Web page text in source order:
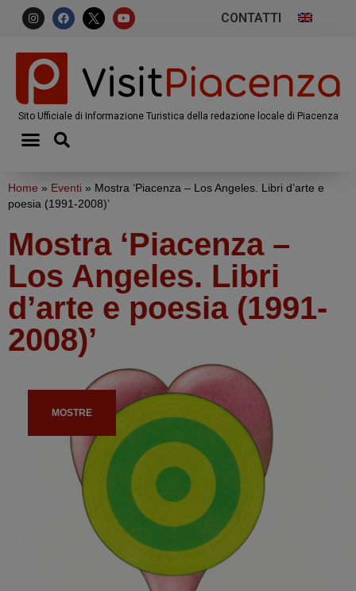
CONTATTI
Sito Ufficiale di Informazione Turistica della redazione locale di Piacenza
Home » Eventi » Mostra ‘Piacenza – Los Angeles. Libri d’arte e
poesia (1991-2008)’
Mostra ‘Piacenza –
Los Angeles. Libri
d’arte e poesia (1991-
2008)’
MOSTRE